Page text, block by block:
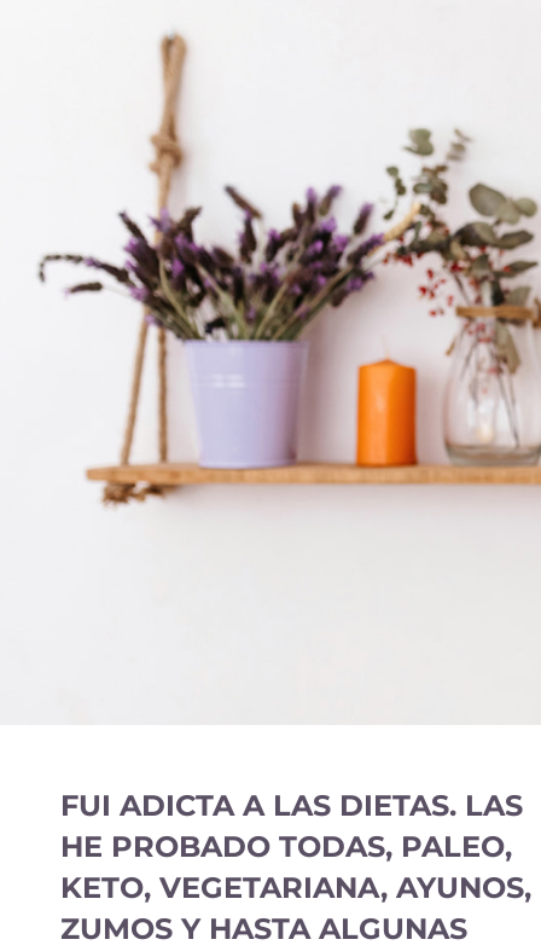
MIS LIBROS
FUI ADICTA A LAS DIETAS. LAS
HE PROBADO TODAS, PALEO,
KETO, VEGETARIANA, AYUNOS,
ZUMOS Y HASTA ALGUNAS